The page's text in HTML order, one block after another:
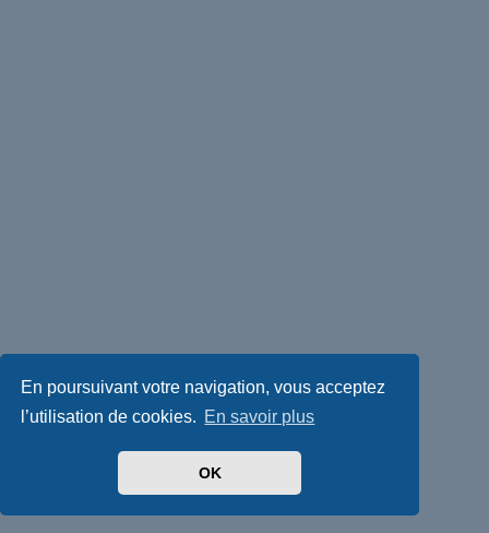
En poursuivant votre navigation, vous acceptez
l’utilisation de cookies. En savoir plus
OK